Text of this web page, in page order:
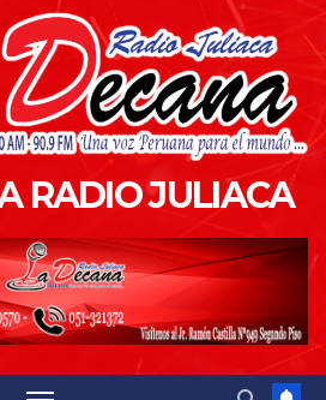
RADIO JULIACA